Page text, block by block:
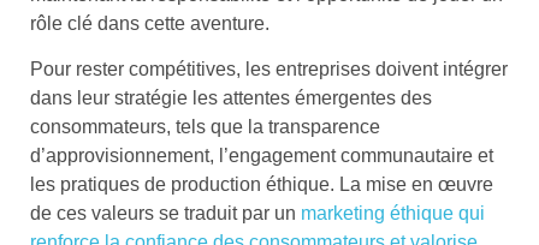
rôle clé dans cette aventure.
Pour rester compétitives, les entreprises doivent intégrer
dans leur stratégie les attentes émergentes des
consommateurs, tels que la transparence
d’approvisionnement, l’engagement communautaire et
les pratiques de production éthique. La mise en œuvre
de ces valeurs se traduit par un marketing éthique qui